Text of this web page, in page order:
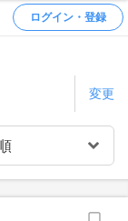
ログイン・登録
変更